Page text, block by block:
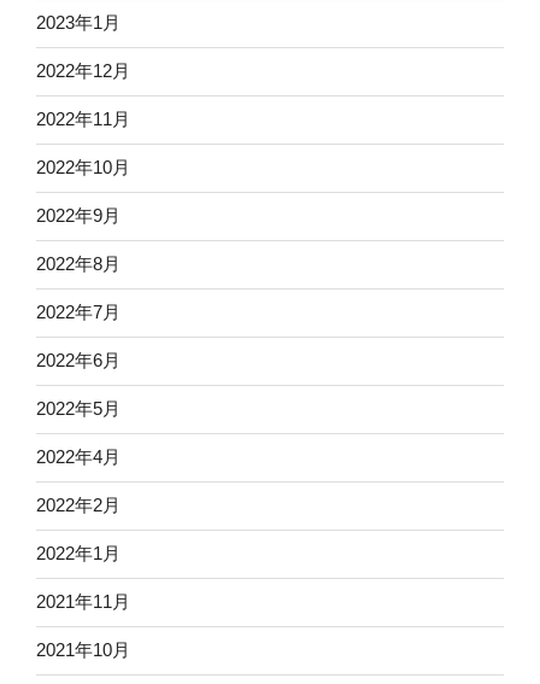
2023年1月
2022年12月
2022年11月
2022年10月
2022年9月
2022年8月
2022年7月
2022年6月
2022年5月
2022年4月
2022年2月
2022年1月
2021年11月
2021年10月